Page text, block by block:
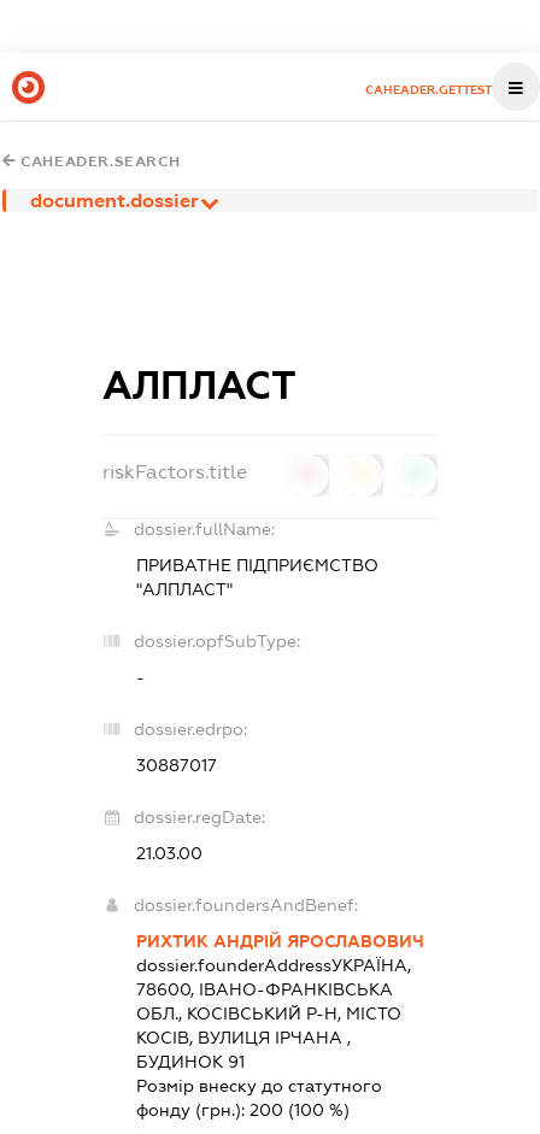
CAHEADER.GETTEST
CAHEADER.SEARCH
document.dossier
АЛПЛАСТ
riskFactors.title
dossier.fullName:
ПРИВАТНЕ ПІДПРИЄМСТВО
"АЛПЛАСТ"
dossier.opfSubType:
-
dossier.edrpo:
30887017
dossier.regDate:
21.03.00
dossier.foundersAndBenef:
РИХТИК АНДРІЙ ЯРОСЛАВОВИЧ
dossier.founderAddressУКРАЇНА,
78600, ІВАНО-ФРАНКІВСЬКА
ОБЛ., КОСІВСЬКИЙ Р-Н, МІСТО
КОСІВ, ВУЛИЦЯ ІРЧАНА ,
БУДИНОК 91
Розмір внеску до статутного
фонду (грн.):200 (100 %)